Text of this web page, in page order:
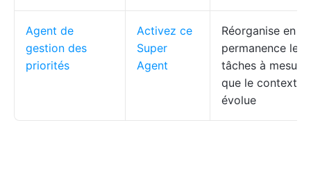
Agent de
gestion des
priorités
Activez ce
Super
Agent
Réorganise en
permanence les
tâches à mesure
que le contexte
évolue